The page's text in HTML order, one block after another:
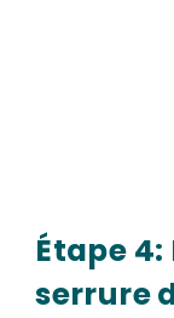
Étape 4:
serrure